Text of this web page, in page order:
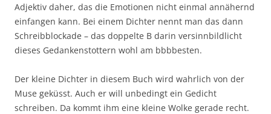
Adjektiv daher, das die Emotionen nicht einmal annähernd
einfangen kann. Bei einem Dichter nennt man das dann
Schreibblockade – das doppelte B darin versinnbildlicht
dieses Gedankenstottern wohl am bbbbesten.
Der kleine Dichter in diesem Buch wird wahrlich von der
Muse geküsst. Auch er will unbedingt ein Gedicht
schreiben. Da kommt ihm eine kleine Wolke gerade recht.